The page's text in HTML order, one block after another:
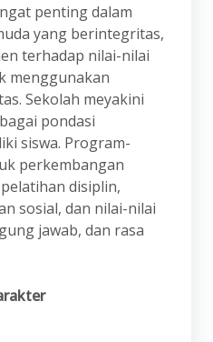
penting dalam
yang berintegritas,
terhadap nilai-nilai
menggunakan
Sekolah meyakini
pondasi
siswa. Program-
perkembangan
disiplin,
sosial, dan nilai-nilai
jawab, dan rasa